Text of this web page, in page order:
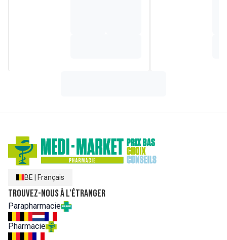
BE Français
Trouvez-nous à l'étranger
Parapharmacie
Pharmacie